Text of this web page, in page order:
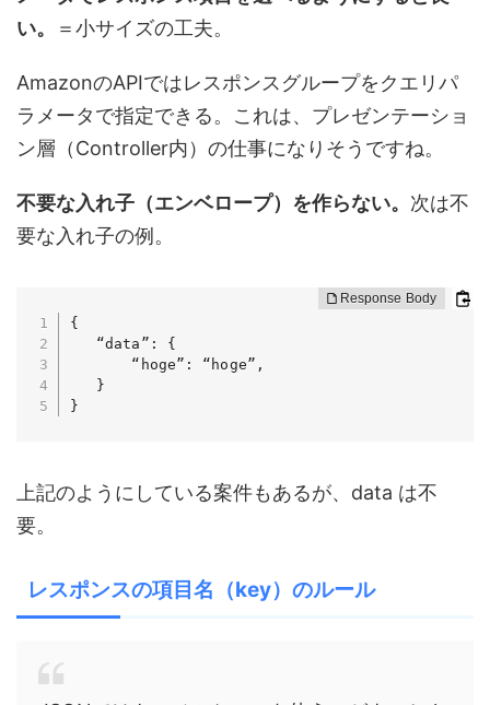
い。
＝小サイズの工夫。
AmazonのAPIではレスポンスグループをクエリパ
ラメータで指定できる。これは、プレゼンテーショ
ン層（Controller内）の仕事になりそうですね。
不要な入れ子（エンベロープ）を作らない。 次は不
要な入れ子の例。
{
   “data”: {
       “hoge”: “hoge”,
   }
}
上記のようにしている案件もあるが、data は不
要。
レスポンスの項目名（key）のルール